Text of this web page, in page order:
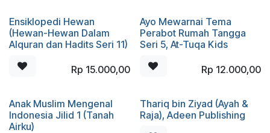
Ensiklopedi Hewan
(Hewan-Hewan Dalam
Alquran dan Hadits Seri 11)
Rp 15.000,00
Ayo Mewarnai Tema
Perabot Rumah Tangga
Seri 5, At-Tuqa Kids
Rp 12.000,00
Anak Muslim Mengenal
Indonesia Jilid 1 (Tanah
Airku)
Thariq bin Ziyad (Ayah &
Raja), Adeen Publishing